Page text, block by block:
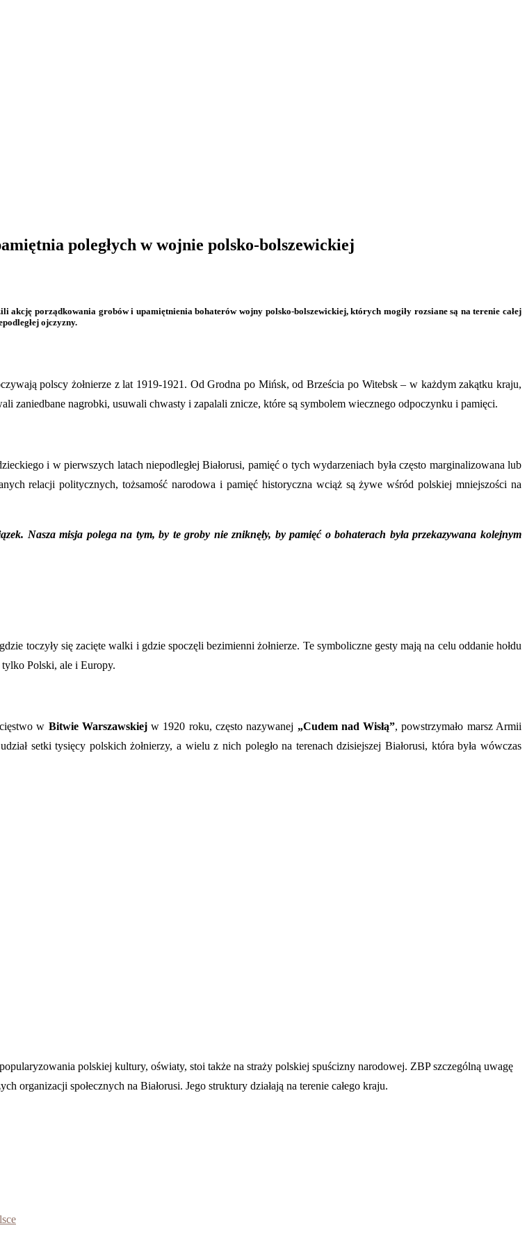
poległych w wojnie polsko-bolszewickiej
akcję porządkowania grobów i upamiętnienia bohaterów wojny polsko-bolszewickiej, których mogiły rozsiane są na terenie całej
ojczyzny.
polscy żołnierze z lat 1919-1921. Od Grodna po Mińsk, od Brześcia po Witebsk – w każdym zakątku kraju,
zaniedbane nagrobki, usuwali chwasty i zapalali znicze, które są symbolem wiecznego odpoczynku i pamięci.
i w pierwszych latach niepodległej Białorusi, pamięć o tych wydarzeniach była często marginalizowana lub
relacji politycznych, tożsamość narodowa i pamięć historyczna wciąż są żywe wśród polskiej mniejszości na
Nasza misja polega na tym, by te groby nie zniknęły, by pamięć o bohaterach była przekazywana kolejnym
toczyły się zacięte walki i gdzie spoczęli bezimienni żołnierze. Te symboliczne gesty mają na celu oddanie hołdu
Polski, ale i Europy.
w Bitwie Warszawskiejw 1920 roku, często nazywanej „Cudem nad Wisłą”, powstrzymało marsz Armii
setki tysięcy polskich żołnierzy, a wielu z nich poległo na terenach dzisiejszej Białorusi, która była wówczas
polskiej kultury, oświaty, stoi także na straży polskiej spuścizny narodowej. ZBP szczególną uwagę
społecznych na Białorusi. Jego struktury działają na terenie całego kraju.